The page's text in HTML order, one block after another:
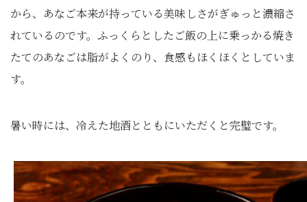
から、あなご本来が持っている美味しさがぎゅっと濃縮さ
れているのです。ふっくらとしたご飯の上に乗っかる焼き
たてのあなごは脂がよくのり、食感もほくほくとしていま
す。
暑い時には、冷えた地酒とともにいただくと完璧です。